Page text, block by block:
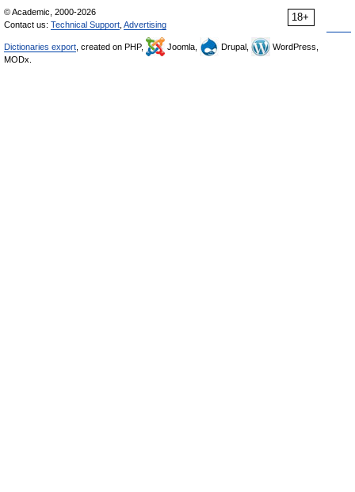
18+
© Academic, 2000-2026
Contact us: Technical Support Advertising
Dictionaries export , created on PHP, Joomla, Drupal,
WordPress,
MODx.